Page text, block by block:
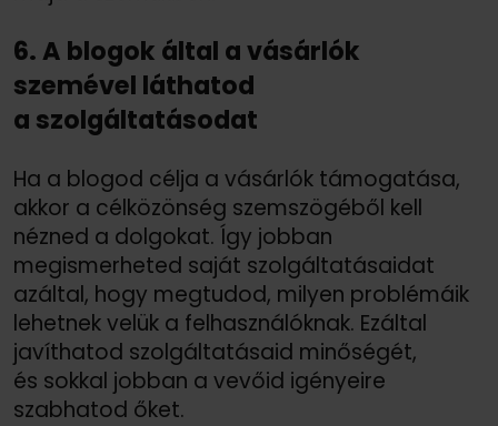
6. A blogok által a vásárlók
szemével láthatod
a szolgáltatásodat
Ha a blogod célja a vásárlók támogatása,
akkor a célközönség szemszögéből kell
nézned a dolgokat. Így jobban
megismerheted saját szolgáltatásaidat
azáltal, hogy megtudod, milyen problémáik
lehetnek velük a felhasználóknak. Ezáltal
javíthatod szolgáltatásaid minőségét,
és sokkal jobban a vevőid igényeire
szabhatod őket.